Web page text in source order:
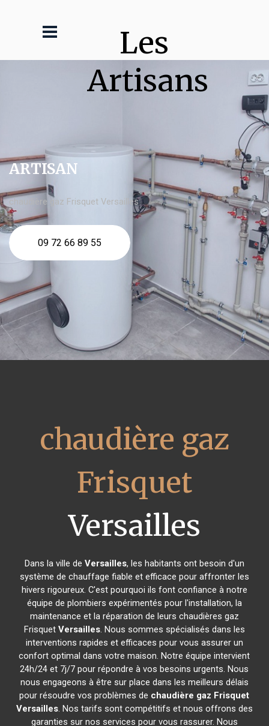
Les
Artisans
ARTISAN
chaudière gaz Frisquet Versailles
09 72 66 89 55
chaudière gaz
Frisquet
Versailles
Dans la ville de Versailles, les habitants ont besoin d'un
système de chauffage fiable et efficace pour affronter les
hivers rigoureux. C'est pourquoi ils font confiance à notre
équipe de plombiers expérimentés pour l'installation, la
maintenance et la réparation de leurs chaudières gaz
Frisquet Versailles. Nous sommes spécialisés dans les
interventions rapides et efficaces pour vous assurer un
confort optimal dans votre maison. Notre équipe intervient
24h/24 et 7j/7 pour répondre à vos besoins urgents. Nous
nous engageons à être sur place dans les meilleurs délais
pour résoudre vos problèmes de chaudière gaz Frisquet
Versailles. Nos tarifs sont compétitifs et nous offrons des
garanties sur nos services pour vous rassurer. Nous